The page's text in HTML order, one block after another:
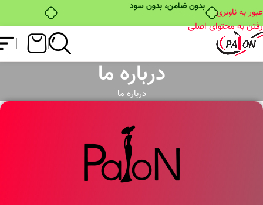
بدون ضامن، بدون سود
عبور به ناوبری
رفتن به محتوای اصلی
درباره ما
درباره ما